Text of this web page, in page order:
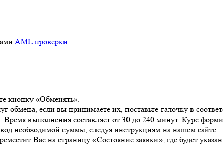
AML проверки
кнопку «Обменять».
обмена, если вы принимаете их, поставьте галочку в
выполнения составляет от 30 до 240 минут. Курс
необходимой суммы, следуя инструкциям на нашем сайте.
Вас на страницу «Состояние заявки», где будет